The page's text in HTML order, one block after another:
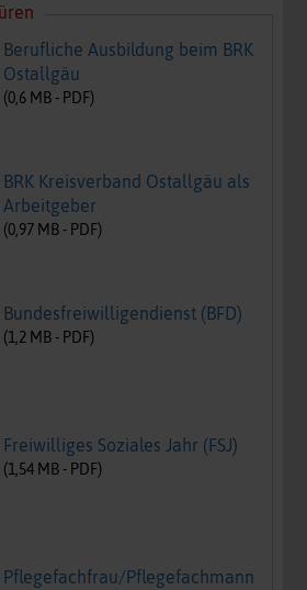
Berufliche Ausbildung beim BRK
Ostallgäu
(0,6 MB - PDF)
BRK Kreisverband Ostallgäu als
Arbeitgeber
(0,97 MB - PDF)
Bundesfreiwilligendienst (BFD)
(1,2 MB - PDF)
Freiwilliges Soziales Jahr (FSJ)
(1,54 MB - PDF)
Pflegefachfrau/Pflegefachmann